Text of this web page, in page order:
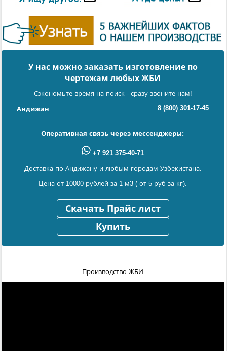
У нас можно заказать изготовление по
чертежам любых ЖБИ
Сэкономьте время на поиск - сразу звоните нам!
Андижан 8 (800) 301-17-45
Оперативная связь через мессенджеры:
+7 921 375-40-71
Доставка по Андижану и любым городам Узбекистана.
Цена от 10000 рублей за 1 м3 ( от 5 руб за кг).
Скачать Прайс лист
Купить
Производство ЖБИ